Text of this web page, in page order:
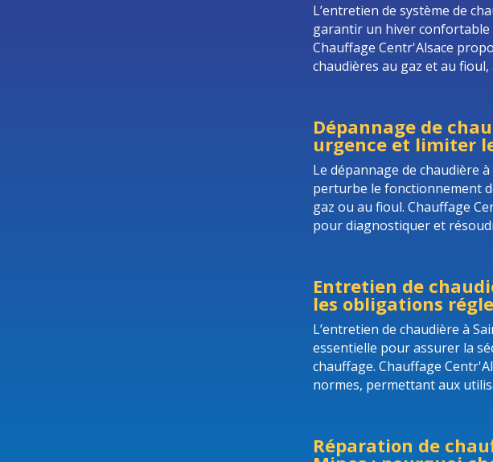
L’entretien de système de
garantir un hiver confortable
Chauffage Centr'Alsace
chaudières au gaz et au
Dépannage de
urgence et limiter
Le dépannage de chaudière
perturbe le fonctionnement
gaz ou au fioul. Chauffage
pour diagnostiquer et
Entretien de
les obligations
L’entretien de chaudière à
essentielle pour assurer la
chauffage. Chauffage
normes, permettant aux
Réparation de